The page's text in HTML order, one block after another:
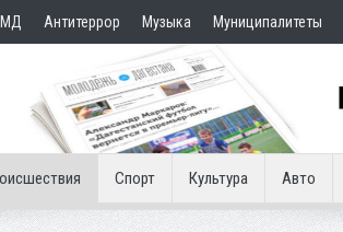
МД Антитеррор Музыка Муниципалитеты
Спорт Культура Авто